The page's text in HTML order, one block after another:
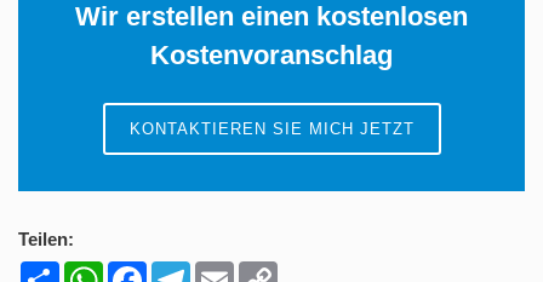
Wir erstellen einen kostenlosen
Kostenvoranschlag
KONTAKTIEREN SIE MICH JETZT
Teilen:
ShareWhatsAppFacebookTelegram
Email